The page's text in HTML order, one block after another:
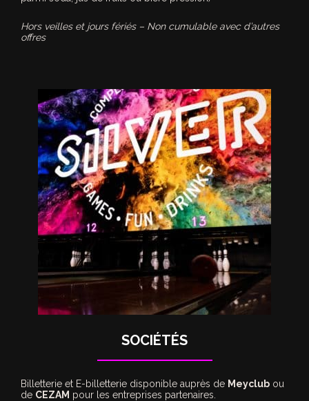
Hors veilles et jours fériés – Non cumulable avec d’autres
offres
SOCIÉTÉS
Billetterie et E-billetterie disponible auprès de Meyclub ou
de CEZAM pour les entreprises partenaires.